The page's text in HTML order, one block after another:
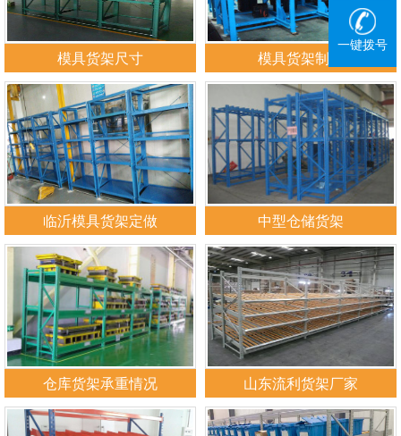
模具货架尺寸 模具货架制作
临沂模具货架定做 中型仓储货架
仓库货架承重情况 山东流利货架厂家
一键拨号